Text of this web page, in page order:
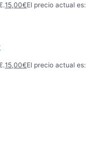
15,00€El precio actual es:
15,00€El precio actual es: